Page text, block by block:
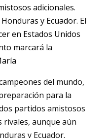
adicionales.
y Ecuador. El
en Estados Unidos
marcará la
del mundo,
para la
partidos amistosos
rivales, aunque aún
y Ecuador.